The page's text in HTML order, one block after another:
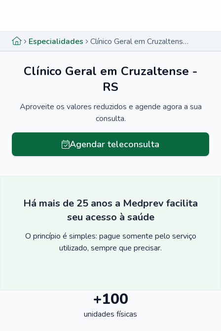
Especialidades Clínico Geral em Cruzaltense - RS
Clínico Geral em Cruzaltense -
RS
Aproveite os valores reduzidos e agende agora a sua
consulta.
Agendar teleconsulta
Há mais de 25 anos a Medprev facilita
seu acesso à saúde
O princípio é simples: pague somente pelo serviço
utilizado, sempre que precisar.
+100
unidades físicas